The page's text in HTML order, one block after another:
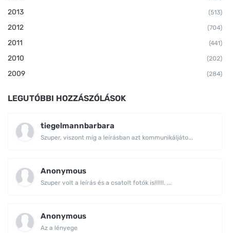
2013 (513)
2012 (704)
2011 (441)
2010 (202)
2009 (284)
LEGUTÓBBI HOZZÁSZÓLÁSOK
tiegelmannbarbara
Szuper, viszont míg a leírásban azt kommunikáljáto...
Anonymous
Szuper volt a leírás és a csatolt fotók is!!!!!!. ...
Anonymous
Az a lényege